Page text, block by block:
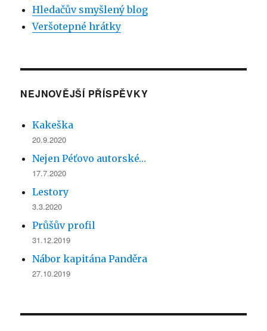
Hledačův smyšlený blog
Veršotepné hrátky
NEJNOVĚJŠÍ PŘÍSPĚVKY
Kakeška
20.9.2020
Nejen Péťovo autorské…
17.7.2020
Lestory
3.3.2020
Průšův profil
31.12.2019
Nábor kapitána Panděra
27.10.2019